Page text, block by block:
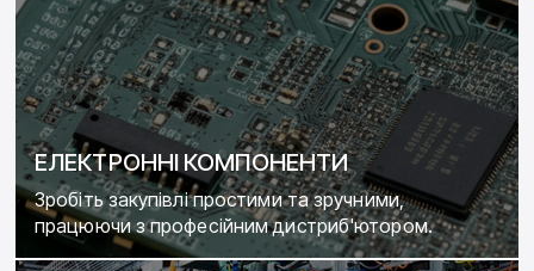
ЕЛЕКТРОННІ КОМПОНЕНТИ
Зробіть закупівлі простими та зручними,
працюючи з професійним дистриб'ютором.